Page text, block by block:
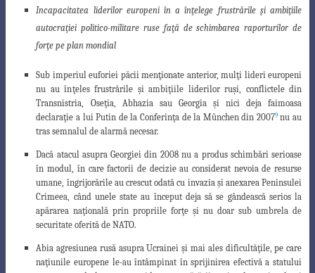
Incapacitatea liderilor europeni în a înţelege frustrările şi ambiţiile
autocraţieipolitico-militare ruse faţă de schimbarea raporturilor de
forţe pe plan mondial
Sub imperiul euforiei păcii menţionate anterior, mulţi lideri europeni
nu au înţelesfrustrările şi ambiţiile liderilor ruşi, conflictele din
Transnistria, Oseţia, Abhazia sau Georgia şi nici deja faimoasa
declaraţie a lui Putin de la Conferinţa de la München din 20079nu au
tras semnalul de alarmă necesar.
Dacă atacul asupra Georgiei din 2008 nu a produs schimbări serioase
în modul, în care factorii de decizie au considerat nevoia de resurse
umane, îngrijorările au crescut odată cu invazia şi anexarea Peninsulei
Crimeea, când unele state au început deja să se gândească serios la
apărarea naţională prin propriile forţeşi nu doar sub umbrela de
securitate oferită de NATO.
Abia agresiunea rusă asupra Ucraineişi mai ales dificultăţile, pe care
naţiunile europene le-au întâmpinat în sprijinirea efectivă a statului